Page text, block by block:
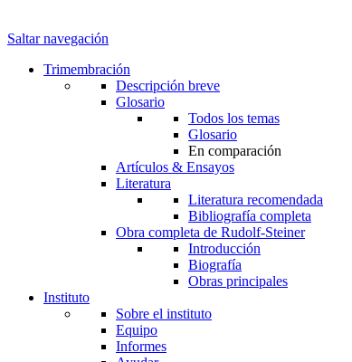
Saltar navegación
Trimembración
Descripción breve
Glosario
Todos los temas
Glosario
En comparación
Artículos & Ensayos
Literatura
Literatura recomendada
Bibliografía completa
Obra completa de Rudolf-Steiner
Introducción
Biografía
Obras principales
Instituto
Sobre el instituto
Equipo
Informes